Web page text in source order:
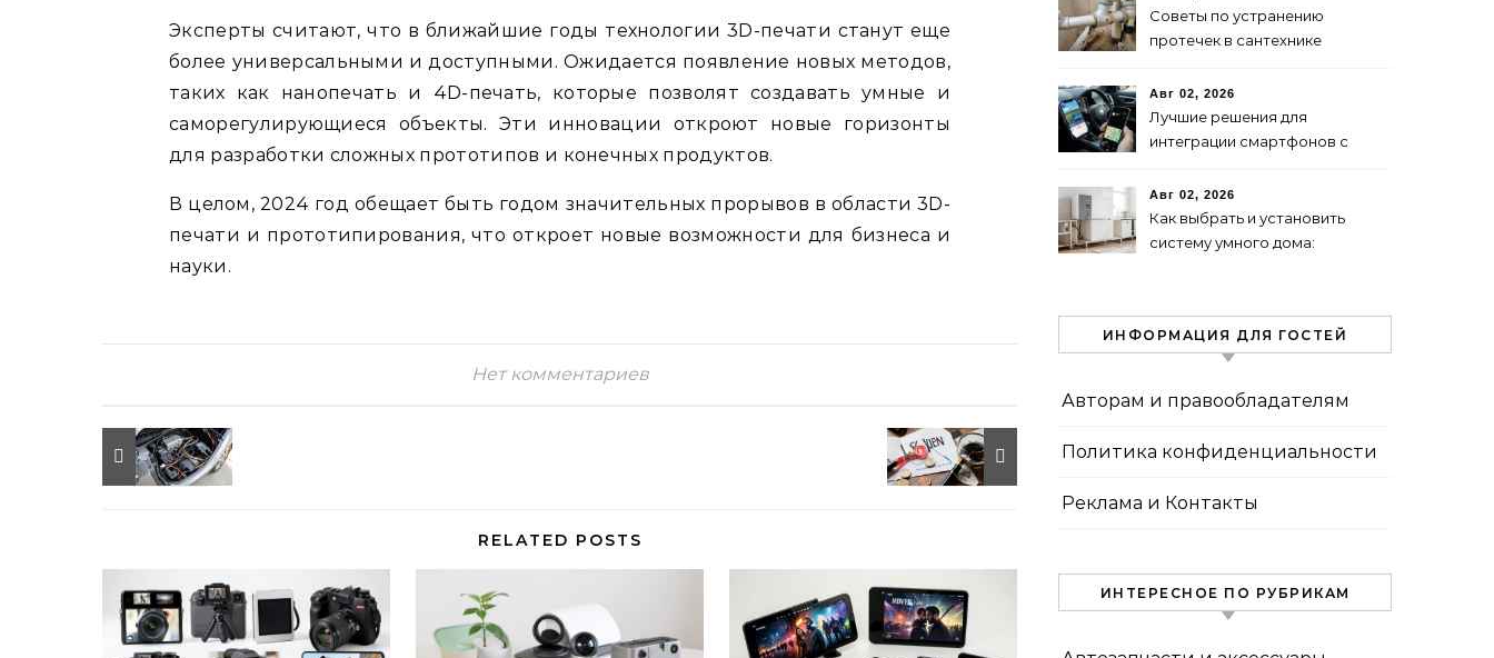
Эксперты считают, что в ближайшие годы технологии 3D-печати станут еще
более универсальными и доступными. Ожидается появление новых методов,
таких как нанопечать и 4D-печать, которые позволят создавать умные и
саморегулирующиеся объекты. Эти инновации откроют новые горизонты
для разработки сложных прототипов и конечных продуктов.
В целом, 2024 год обещает быть годом значительных прорывов в области 3D-
печати и прототипирования, что откроет новые возможности для бизнеса и
науки.
Нет комментариев
RELATED POSTS
Советы по устранению
протечек в сантехнике
Авг 02, 2026
Лучшие решения для
интеграции смартфонов с
Авг 02, 2026
Как выбрать и установить
систему умного дома:
ИНФОРМАЦИЯ ДЛЯ ГОСТЕЙ
Авторам и правообладателям
Политика конфиденциальности
Реклама и Контакты
ИНТЕРЕСНОЕ ПО РУБРИКАМ